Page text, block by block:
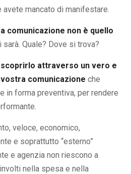
mancato di manifestare.
comunicazione non è quello
Quale? Dove si trova?
attraverso un vero e
comunicazione che
in forma preventiva, per rendere
veloce, economico,
e soprattutto “esterno”
e agenzia non riescono a
nella spesa e nella